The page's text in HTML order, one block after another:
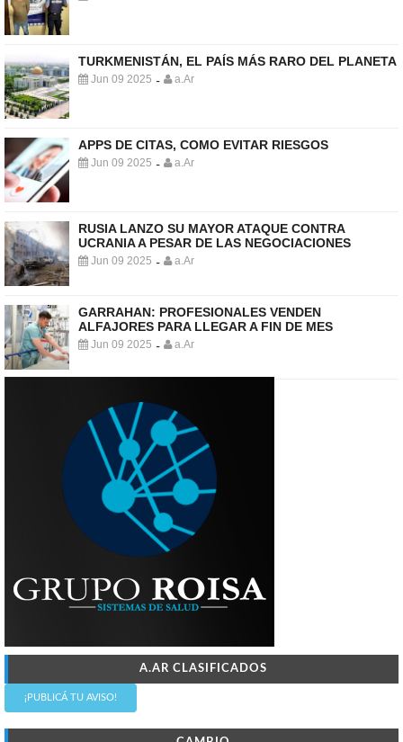
TURKMENISTÁN, EL PAÍS MÁS RARO DEL PLANETA
Jun 09 2025 - a.Ar
APPS DE CITAS, COMO EVITAR RIESGOS
Jun 09 2025 - a.Ar
RUSIA LANZO SU MAYOR ATAQUE CONTRA
UCRANIA A PESAR DE LAS NEGOCIACIONES
Jun 09 2025 - a.Ar
GARRAHAN: PROFESIONALES VENDEN
ALFAJORES PARA LLEGAR A FIN DE MES
Jun 09 2025 - a.Ar
A.AR CLASIFICADOS
¡PUBLICÁ TU AVISO!